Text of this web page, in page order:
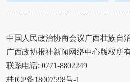
中国人民政治协商会议广西壮族自
广西政协报社新闻网络中心版权所
联系电话: 0771-8802249
桂ICP备18007598号-1